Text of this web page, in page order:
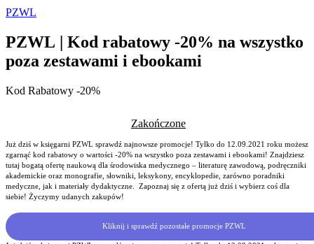
PZWL
PZWL | Kod rabatowy -20% na wszystko
poza zestawami i ebookami
Kod Rabatowy -20%
Zakończone
Już dziś w księgarni PZWL sprawdź najnowsze promocje! Tylko do 12.09.2021 roku możesz
zgarnąć kod rabatowy o wartości -20% na wszystko poza zestawami i ebookami! Znajdziesz
tutaj bogatą ofertę naukową dla środowiska medycznego – literaturę zawodową, podręczniki
akademickie oraz monografie, słowniki, leksykony, encyklopedie, zarówno poradniki
medyczne, jak i materiały dydaktyczne. Zapoznaj się z ofertą już dziś i wybierz coś dla
siebie! Życzymy udanych zakupów!
Kliknij i sprawdź pozostałe promocje PZWL